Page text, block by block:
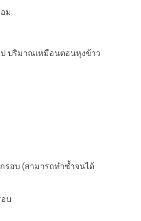
ม
ปริมาณเหมือนตอนหุงข้าว
รอบ (สามารถทำซ้ำจนได้
บ